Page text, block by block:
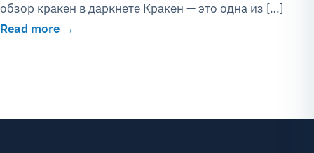
обзор кракен в даркнете Кракен — это одна из […]
Read more →